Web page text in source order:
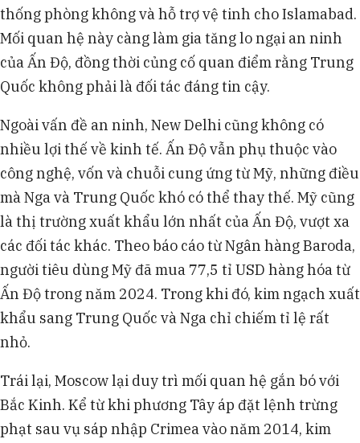
thống phòng không và hỗ trợ vệ tinh cho Islamabad.
Mối quan hệ này càng làm gia tăng lo ngại an ninh
của Ấn Độ, đồng thời củng cố quan điểm rằng Trung
Quốc không phải là đối tác đáng tin cậy.
Ngoài vấn đề an ninh, New Delhi cũng không có
nhiều lợi thế về kinh tế. Ấn Độ vẫn phụ thuộc vào
công nghệ, vốn và chuỗi cung ứng từ Mỹ, những điều
mà Nga và Trung Quốc khó có thể thay thế. Mỹ cũng
là thị trường xuất khẩu lớn nhất của Ấn Độ, vượt xa
các đối tác khác. Theo báo cáo từ Ngân hàng Baroda,
người tiêu dùng Mỹ đã mua 77,5 tỉ USD hàng hóa từ
Ấn Độ trong năm 2024. Trong khi đó, kim ngạch xuất
khẩu sang Trung Quốc và Nga chỉ chiếm tỉ lệ rất
nhỏ.
Trái lại, Moscow lại duy trì mối quan hệ gắn bó với
Bắc Kinh. Kể từ khi phương Tây áp đặt lệnh trừng
phạt sau vụ sáp nhập Crimea vào năm 2014, kim